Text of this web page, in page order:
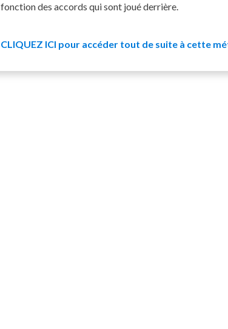
fonction des accords qui sont joué derrière.
CLIQUEZ ICI pour accéder tout de suite à cette